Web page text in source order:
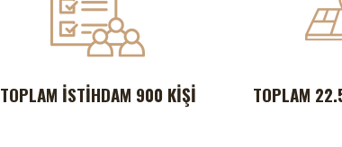
TOPLAM İSTIHDAM 900 KIŞI TOPLAM